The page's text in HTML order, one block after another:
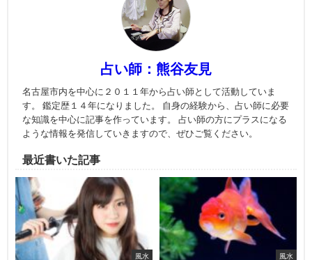
占い師：熊谷友見
名古屋市内を中心に２０１１年から占い師として活動していま
す。 鑑定歴１４年になりました。 自身の経験から、占い師に必要
な知識を中心に記事を作っています。 占い師の方にプラスになる
ような情報を発信していきますので、ぜひご覧ください。
最近書いた記事
風水 風水